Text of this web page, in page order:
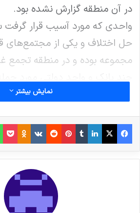
در آن منطقه گزارش نشده بود.
واحدی که مورد آسیب قرار گرفت
حل اختلاف و یکی از مجتمع‌های
مجموعه بوده و در منطقه تجمع
شده کذب است و به اطلاع همه
می‌رسانیم همه پرونده‌ها بر
به صورت الکترونیکی ثبت
نمایش بیشتر
فیس بوک X لینکدین
‫تامبلر‫پین‌ترست
‫رددیت‫VKontakte